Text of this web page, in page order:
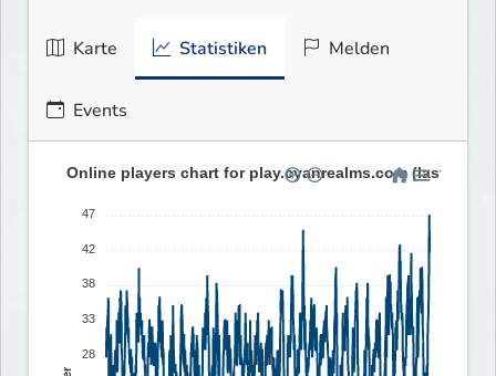
Karte Statistiken Melden
Events
Online players chart for play.cyanrealms.com (last 30
47
42
38
33
28